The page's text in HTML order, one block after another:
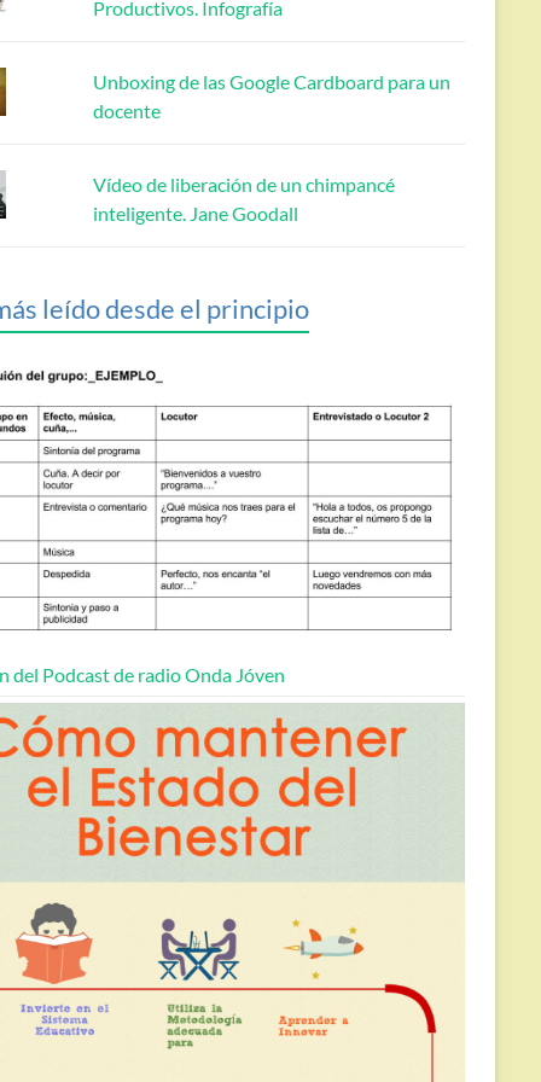
Productivos. Infografía
Unboxing de las Google Cardboard para un
docente
Vídeo de liberación de un chimpancé
inteligente. Jane Goodall
leído desde el principio
del Podcast de radio Onda Jóven